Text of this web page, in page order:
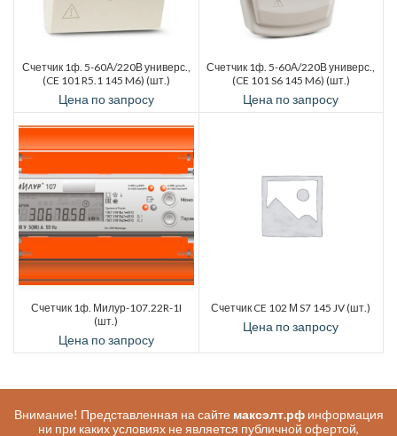
Счетчик 1ф. 5-60А/220В универс.,
(CE 101 R5.1 145 M6) (шт.)
Цена по запросу
Счетчик 1ф. 5-60А/220В универс.,
(CE 101 S6 145 M6) (шт.)
Цена по запросу
Счетчик 1ф. Милур-107.22R-1I
(шт.)
Цена по запросу
Счетчик CE 102 М S7 145 JV (шт.)
Цена по запросу
Внимание! Представленная на сайте максэлт.рфинформация
ни при каких условиях не является публичной офертой,